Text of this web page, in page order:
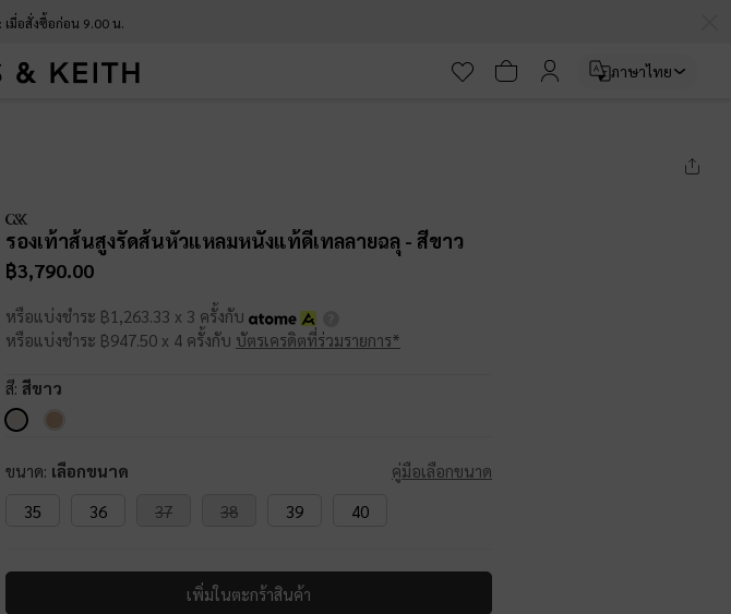
: เมื่อสั่งซื้อก่อน 9.00 น.
ภาษาไทย
รองเท้าส้นสูงรัดส้นหัวแหลมหนังแท้ดีเทลลายฉลุ - สีขาว
฿3,790.00
หรือแบ่งชำระ ฿1,263.33 x 3 ครั้งกับ
หรือแบ่งชำระ ฿947.50 x 4 ครั้งกับ บัตรเครดิตที่ร่วมรายการ*
สี: สีขาว
ขนาด: เลือกขนาด
คู่มือเลือกขนาด
35
36 37 38 39 40
เพิ่มในตะกร้าสินค้า